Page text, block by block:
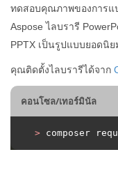
ทดสอบคุณภาพของการแ
Aspose ไลบรารี
PPTX เป็นรูปแบบยอดนิย
คุณติดตั้งไลบรารีได้จาก
คอนโซล/เทอร์มินัล
> composer